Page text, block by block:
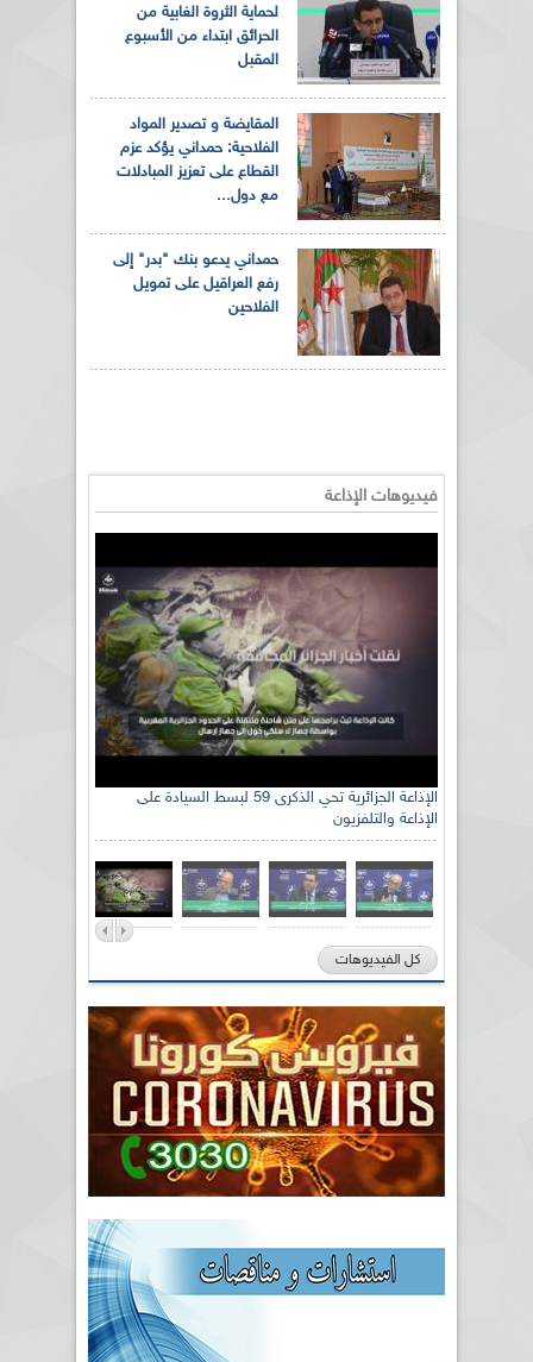
لحماية الثروة الغابية من
الحرائق ابتداء من الأسبوع
المقبل
المقايضة و تصدير المواد
الفلاحية: حمداني يؤكد عزم
القطاع على تعزيز المبادلات
مع دول...
حمداني يدعو بنك "بدر" إلى
رفع العراقيل على تمويل
الفلاحين
فيديوهات الإذاعة
الإذاعة الجزائرية تحي الذكرى 59 لبسط السيادة على
الإذاعة والتلفزيون
كل الفيديوهات